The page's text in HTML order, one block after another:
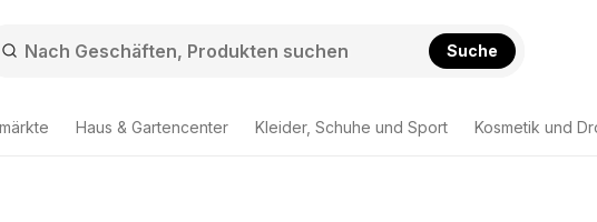
Suche
Haus & Gartencenter Kleider, Schuhe und Sport Kosmetik und